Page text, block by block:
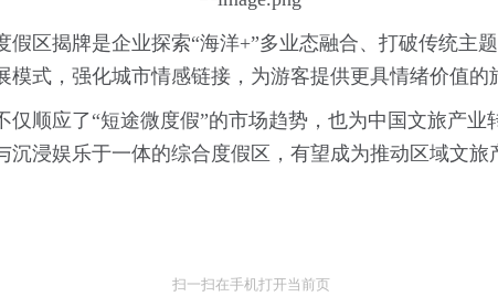
区揭牌是企业探索“海洋+”多业态融合、打破传统主
式，强化城市情感链接，为游客提供更具情绪价值的
仅顺应了“短途微度假”的市场趋势，也为中国文旅产
沉浸娱乐于一体的综合度假区，有望成为推动区域文
扫一扫在手机打开当前页